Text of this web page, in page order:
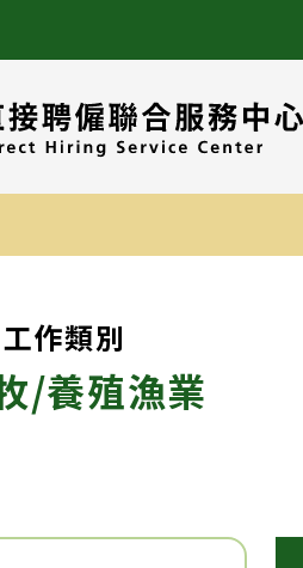
工作類別
/養殖漁業